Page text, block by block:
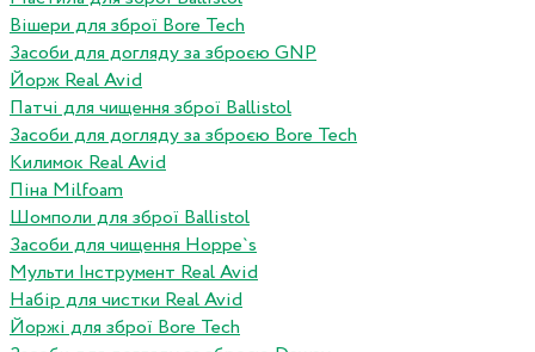
Вішери для зброї Bore Tech
Засоби для догляду за зброєю GNP
Йорж Real Avid
Патчі для чищення зброї Ballistol
Засоби для догляду за зброєю Bore Tech
Килимок Real Avid
Піна Milfoam
Шомполи для зброї Ballistol
Засоби для чищення Hoppe`s
Мульти Інструмент Real Avid
Набір для чистки Real Avid
Йоржі для зброї Bore Tech